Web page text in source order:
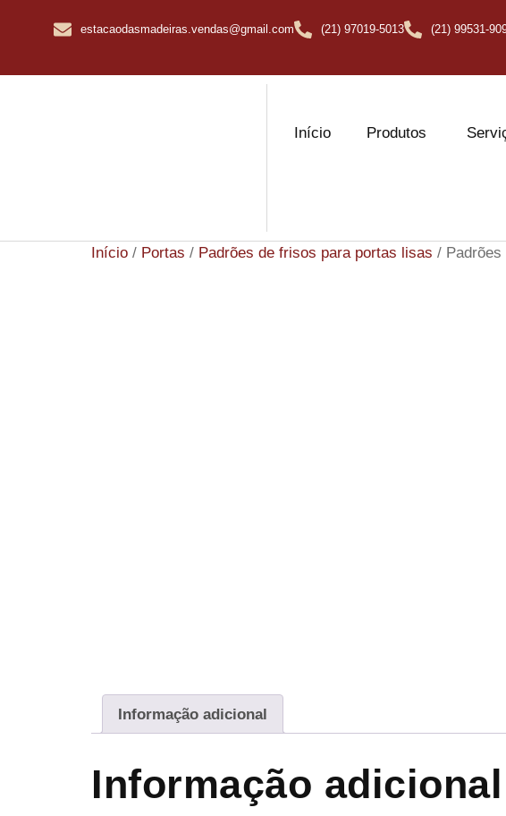
estacaodasmadeiras.vendas@gmail.com (21) 97019-5013 (21) 99531-
Início Produtos
Início / Portas / Padrões de frisos para portas lisas /
Informação adicional
Informação adicional